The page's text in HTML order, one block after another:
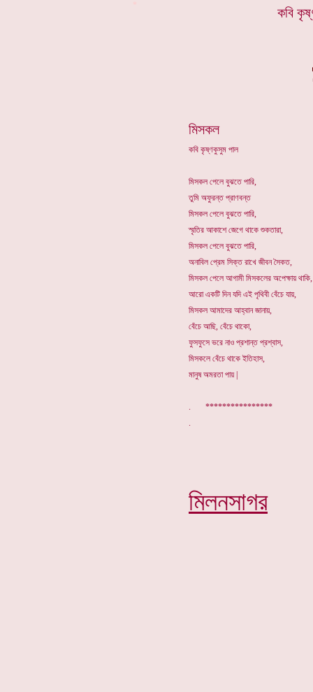
কবি
মিসকল
কবি কৃষ্ণকুসুম পাল
মিসকল পেলে বুঝতে পারি,
তুমি অফুরন্ত প্রাণবন্ত
মিসকল পেলে বুঝতে পারি,
স্মৃতির আকাশে জেগে থাকে শুকতারা,
মিসকল পেলে বুঝতে পারি,
অনাবিল প্রেম সিক্ত রাখে জীবন সৈকত,
মিসকল পেলে আগামী মিসকলের অপেক্ষায় থাকি,
আরো একটি দিন যদি এই পৃথিবী বেঁচে যায়,
মিসকল আমাদের আহ্বান জানায়,
বেঁচে আছি, বেঁচে থাকো,
ফুসফুসে ভরে নাও প্রশান্ত প্রশ্বাস,
মিসকলে বেঁচে থাকে ইতিহাস,
মানুষ অমরতা পায় |
. ****************
মিলনসাগর